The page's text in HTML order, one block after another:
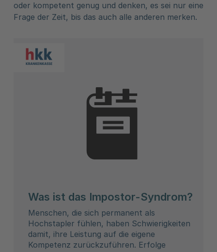
oder kompetent genug und denken, es sei nur eine
Frage der Zeit, bis das auch alle anderen merken.
Was ist das Impostor-Syndrom?
Menschen, die sich permanent als
Hochstapler fühlen, haben Schwierigkeiten
damit, ihre Leistung auf die eigene
Kompetenz zurückzuführen. Erfolge